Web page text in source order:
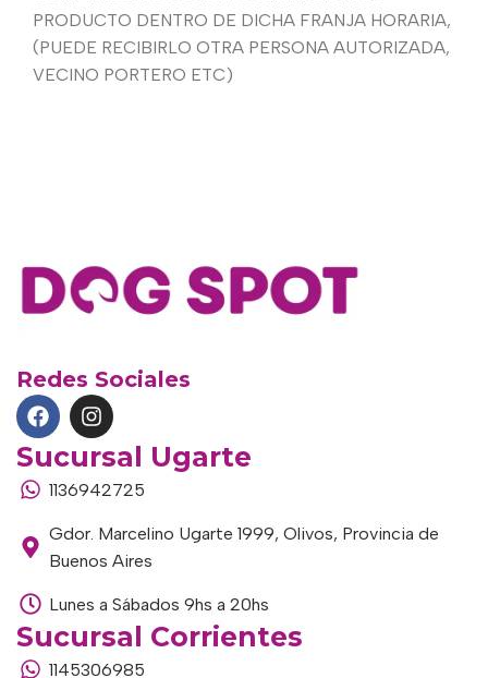
PRODUCTO DENTRO DE DICHA FRANJA HORARIA,
(PUEDE RECIBIRLO OTRA PERSONA AUTORIZADA,
VECINO PORTERO ETC)
Redes Sociales
Sucursal Ugarte
1136942725
Gdor. Marcelino Ugarte 1999, Olivos, Provincia de
Buenos Aires
Lunes a Sábados 9hs a 20hs
Sucursal Corrientes
1145306985